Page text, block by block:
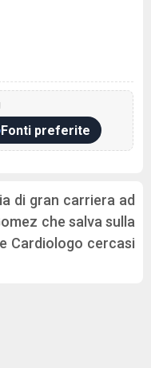
Fonti preferite
di gran carriera ad
che salva sulla
Cardiologo cercasi